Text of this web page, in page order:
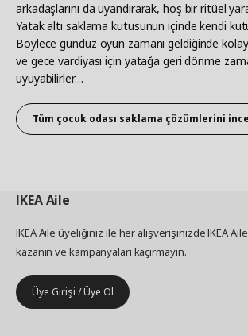
arkadaşlarını da uyandırarak, hoş bir ritüel
Yatak altı saklama kutusunun içinde kendi
Böylece gündüz oyun zamanı geldiğinde
ve gece vardiyası için yatağa geri dönme
uyuyabilirler…​
Tüm çocuk odası saklama çözümlerini
IKEAAile
IKEA Aile üyeliğiniz ile her alışverişinizde IKEA
kazanın ve kampanyaları kaçırmayın.
Üye Girişi / Üye Ol